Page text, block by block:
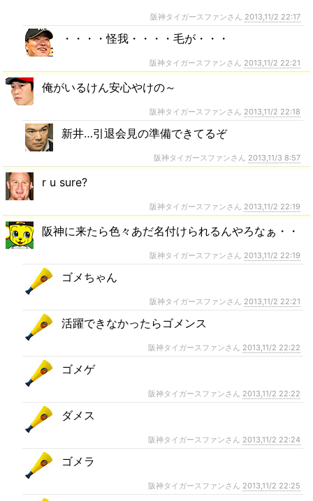
阪神タイガースファンさん 2013,11/2 22:17
・・・・怪我・・・・毛が・・・
阪神タイガースファンさん 2013,11/2 22:21
俺がいるけん安心やけの～
阪神タイガースファンさん 2013,11/2 22:18
新井…引退会見の準備できてるぞ
阪神タイガースファンさん 2013,11/3 8:57
r u sure?
阪神タイガースファンさん 2013,11/2 22:19
阪神に来たら色々あだ名付けられるんやろなぁ・・
阪神タイガースファンさん 2013,11/2 22:19
ゴメちゃん
阪神タイガースファンさん 2013,11/2 22:21
活躍できなかったらゴメンス
阪神タイガースファンさん 2013,11/2 22:22
ゴメゲ
阪神タイガースファンさん 2013,11/2 22:22
ダメス
阪神タイガースファンさん 2013,11/2 22:24
ゴメラ
阪神タイガースファンさん 2013,11/2 22:25